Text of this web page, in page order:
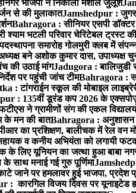
भाजपा ने निकाला मशाल जुलूश
से की मुलाकातJamshedpur :
Bahragora : सीनियर एसपी डॉक्टर
श्याम भटली परिवार चेरिटेबल ट्रस्ट
समारोह गोलमुरी क्लब में
बने अशोक कुमार दास, उपाध्यक्ष
की उठाई मांगJadugora : बालिजुडी
पर पहुंची जांच टीमBahragora :
: टांगराईन स्कूल की मोबाइल
: 135वीं डूरंड कप 2026 के
ने ग्रामीणों संग की एकल
के मन की बातBahragora : अनुशासन
का प्रशिक्षण, बालीचक में रेल वन
व कनीय अभियंता को लगायी
लिए यूनियन का जत्था हुआ बाबा
साथ मनाई गई गुरु पूर्णिमा
जाने पर हमलावर हुई भाजपा, प्रदेश
: कारगिल विजय दिवस पर यूनाइटेड